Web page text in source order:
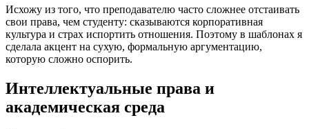
Исхожу из того, что преподавателю часто сложнее отстаивать
свои права, чем студенту: сказываются корпоративная
культура и страх испортить отношения. Поэтому в шаблонах я
сделала акцент на сухую, формальную аргументацию,
которую сложно оспорить.
Интеллектуальные права и
академическая среда